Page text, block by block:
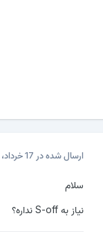
ارسال شده در 17 خرداد، 2015
سلام
نیاز به S-off نداره؟